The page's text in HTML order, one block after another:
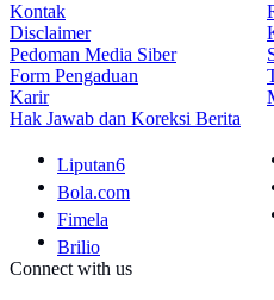
Kontak
Disclaimer
Pedoman Media Siber
Form Pengaduan
Karir
Hak Jawab dan Koreksi Berita
Liputan6
Bola.com
Fimela
Brilio
Connect with us